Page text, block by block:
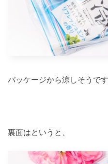
パッケージから涼しそうで
裏面はというと、